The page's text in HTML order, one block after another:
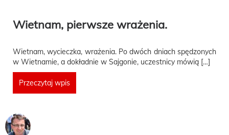
Wietnam, pierwsze wrażenia.
Wietnam, wycieczka, wrażenia. Po dwóch dniach spędzonych
w Wietnamie, a dokładnie w Sajgonie, uczestnicy mówią […]
Przeczytaj wpis